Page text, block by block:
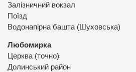
Залізничний вокзал
Поїзд
Водонапірна башта (Шуховська)
Любомирка
Церква (точно)
Долинський район